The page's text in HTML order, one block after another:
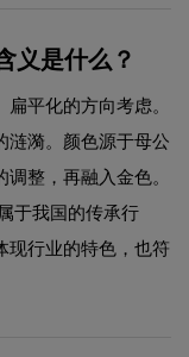
义是什么？
平化的方向考虑。
涟漪。颜色源于母公
整，再融入金色。
于我国的传承行
现行业的特色，也符